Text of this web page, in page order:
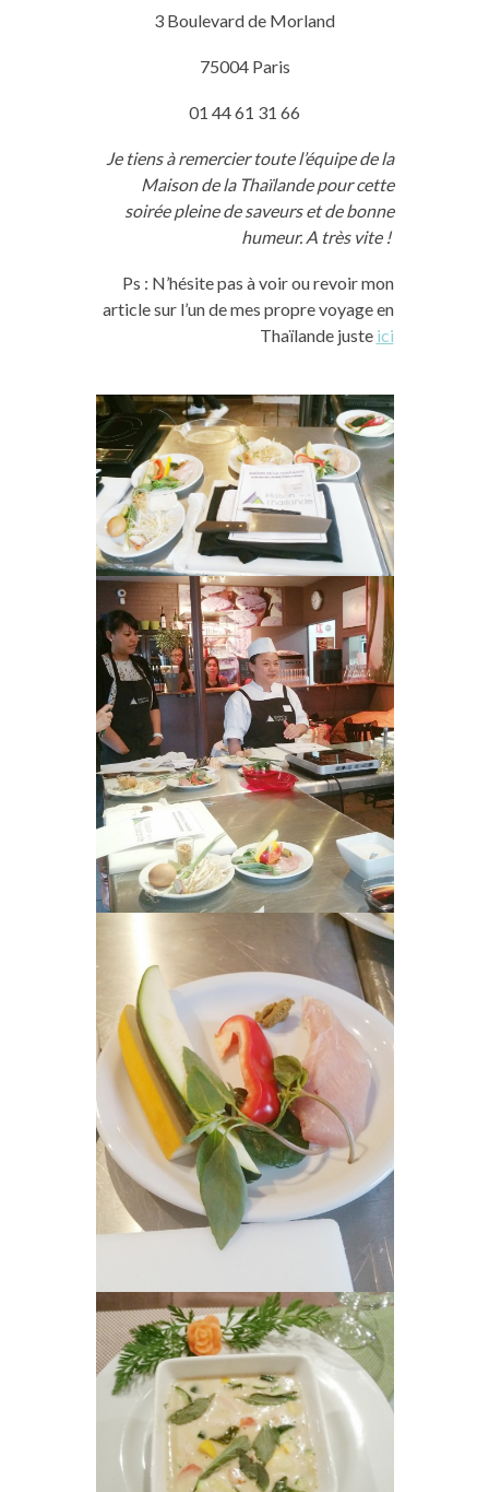
3 Boulevard de Morland
75004 Paris
01 44 61 31 66
Je tiens à remercier toute l’équipe de la
Maison de la Thaïlande pour cette
soirée pleine de saveurs et de bonne
humeur. A très vite !
Ps : N’hésite pas à voir ou revoir mon
article sur l’un de mes propre voyage en
Thaïlande juste ici